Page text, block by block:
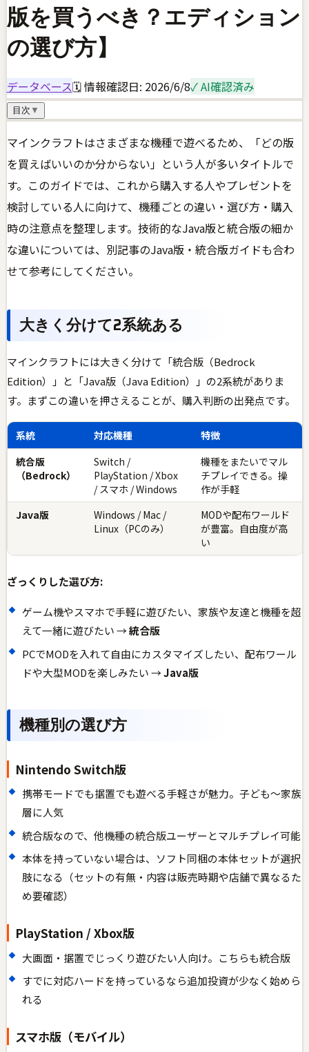
版を買うべき？エディション
の選び方】
データベース🗓 情報確認日: 2026/6/8✓ AI確認済み
目次 ▼
マインクラフトはさまざまな機種で遊べるため、「どの版
を買えばいいのか分からない」という人が多いタイトルで
す。このガイドでは、これから購入する人やプレゼントを
検討している人に向けて、機種ごとの違い・選び方・購入
時の注意点を整理します。技術的なJava版と統合版の細か
な違いについては、別記事のJava版・統合版ガイドも合わ
せて参考にしてください。
大きく分けて2系統ある
マインクラフトには大きく分けて「統合版（Bedrock
Edition）」と「Java版（Java Edition）」の2系統がありま
す。まずこの違いを押さえることが、購入判断の出発点です。
系統 対応機種
特徴
統合版
（Bedrock）
Switch /
PlayStation / Xbox
/ スマホ / Windows
機種をまたいでマル
チプレイできる。操
作が手軽
Java版
Windows / Mac /
Linux（PCのみ）
MODや配布ワールド
が豊富。自由度が高
い
ざっくりした選び方:
ゲーム機やスマホで手軽に遊びたい、家族や友達と機種を超
えて一緒に遊びたい →統合版
PCでMODを入れて自由にカスタマイズしたい、配布ワール
ドや大型MODを楽しみたい →Java版
機種別の選び方
Nintendo Switch版
携帯モードでも据置でも遊べる手軽さが魅力。子ども〜家族
層に人気
統合版なので、他機種の統合版ユーザーとマルチプレイ可能
本体を持っていない場合は、ソフト同梱の本体セットが選択
肢になる（セットの有無・内容は販売時期や店舗で異なるた
め要確認）
PlayStation / Xbox版
大画面・据置でじっくり遊びたい人向け。こちらも統合版
すでに対応ハードを持っているなら追加投資が少なく始めら
れる
スマホ版（モバイル）